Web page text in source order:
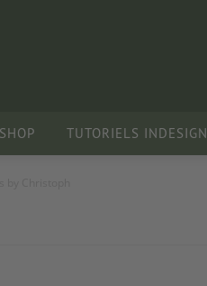
TUTORIELS INDESIGN